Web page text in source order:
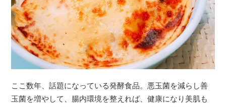
ここ数年、話題になっている発酵食品。悪玉菌を減らし善
玉菌を増やして、腸内環境を整えれば、健康になり美肌も